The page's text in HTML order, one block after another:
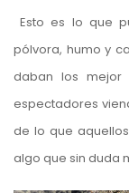
Esto es lo que
pólvora, humo y
daban los
espectadores
de lo que
algo que sin duda